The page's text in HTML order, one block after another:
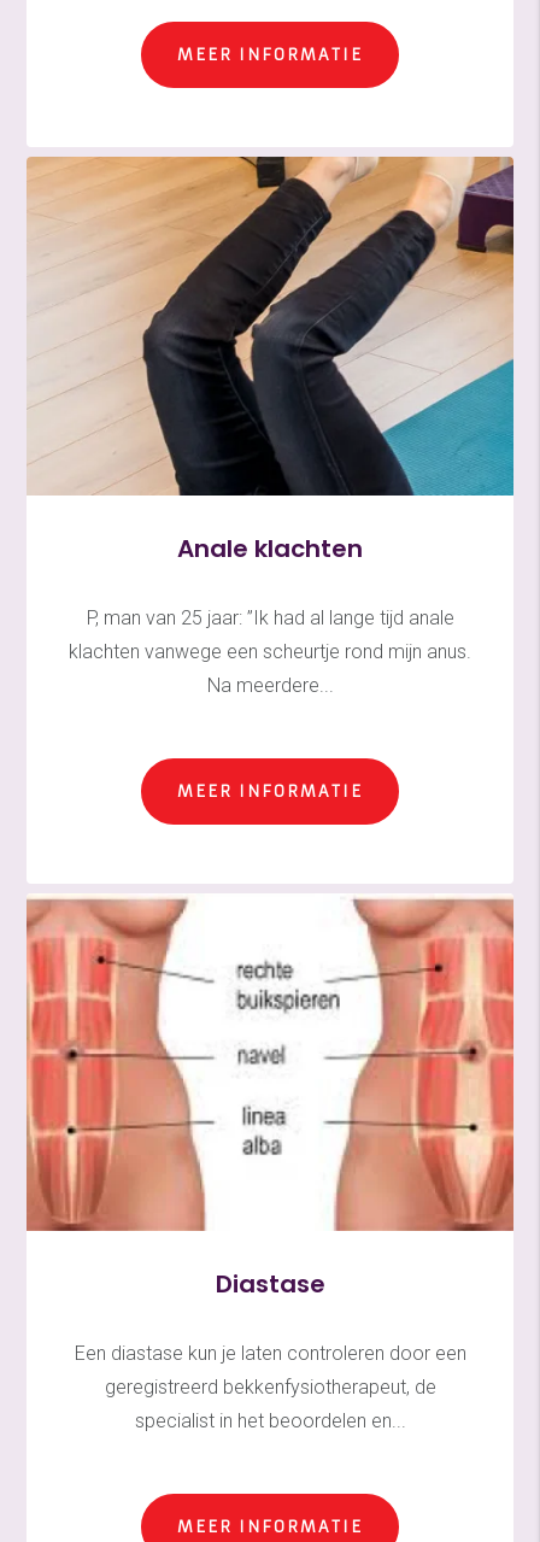
MEER INFORMATIE
Anale klachten
P, man van 25 jaar: ”Ik had al lange tijd anale
klachten vanwege een scheurtje rond mijn anus.
Na meerdere...
MEER INFORMATIE
Diastase
Een diastase kun je laten controleren door een
geregistreerd bekkenfysiotherapeut, de
specialist in het beoordelen en...
MEER INFORMATIE